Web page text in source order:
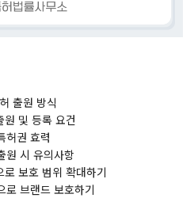
출원 방식
원 및 등록 요건
허권 효력
원 시 유의사항
보호 범위 확대하기
로 브랜드 보호하기